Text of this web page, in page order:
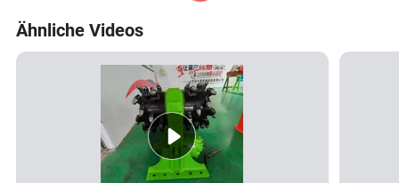
)
Montage / Monoblock
6 Zoll ~ 20 Zoll (150mm ~ 508mm)
Ähnliche Videos